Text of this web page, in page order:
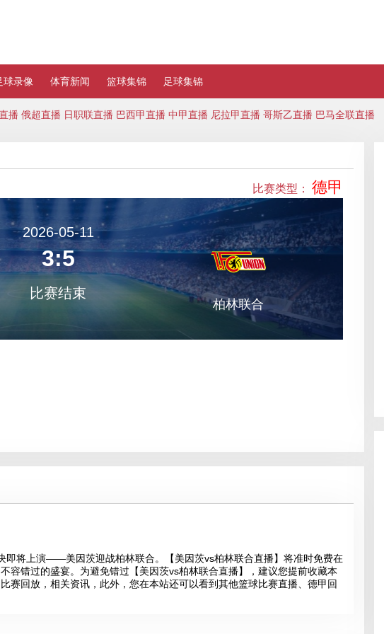
球录像 体育新闻 篮球集锦 足球集锦
播 俄超直播 日职联直播 巴西甲直播 中甲直播 尼拉甲直播 哥斯乙直播 巴马全联直播
比赛类型： 德甲
2026-05-11
3:5
比赛结束
柏林联合
即将上演——美因茨迎战柏林联合。【美因茨vs柏林联合直播】将准时免费在
容错过的盛宴。为避免错过【美因茨vs柏林联合直播】，建议您提前收藏本
赛回放，相关资讯，此外，您在本站还可以看到其他篮球比赛直播、德甲回